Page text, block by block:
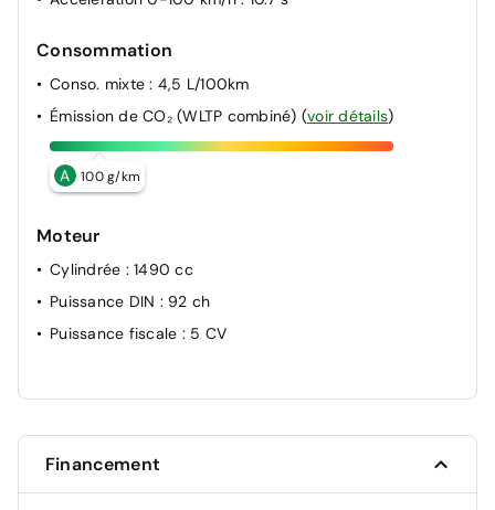
Consommation
Conso. mixte: 4,5 L/100km
Émission de CO₂ (WLTP combiné) (voir détails)
A 100 g/km
Moteur
Cylindrée : 1490 cc
Puissance DIN : 92 ch
Puissance fiscale : 5 CV
Financement